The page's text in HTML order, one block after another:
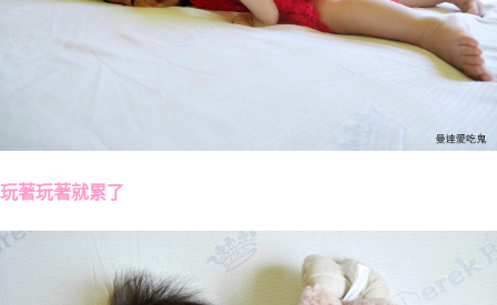
玩著玩著就累了